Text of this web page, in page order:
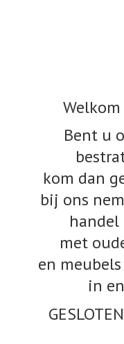
Bent u
kom dan
bij ons
met
en
in